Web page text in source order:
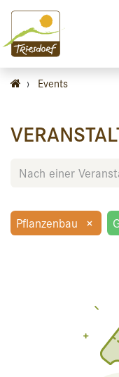
› Events
Pflanzenbau ×